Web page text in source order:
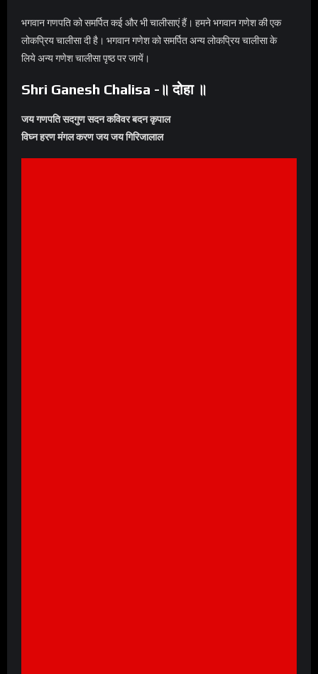
भगवान गणपति को समर्पित कई और भी चालीसाएं हैं। हमने भगवान गणेश की एक
लोकप्रिय चालीसा दी है। भगवान गणेश को समर्पित अन्य लोकप्रिय चालीसा के
लिये अन्य गणेश चालीसा पृष्ठ पर जायें।
Shri Ganesh Chalisa -॥ दोहा ॥
जय गणपति सदगुण सदन कविवर बदन कृपाल
विघ्न हरण मंगल करण जय जय गिरिजालाल